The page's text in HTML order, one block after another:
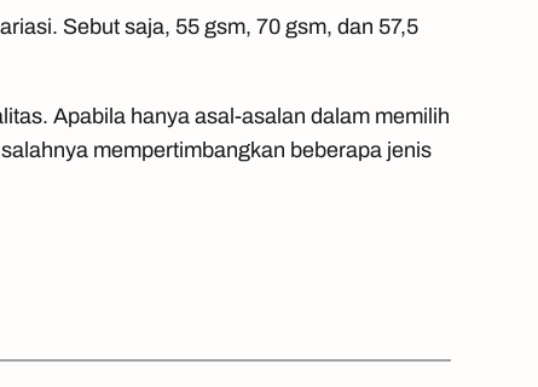
Sebut saja, 55 gsm, 70 gsm, dan 57,5
Apabila hanya asal-asalan dalam memilih
mempertimbangkan beberapa jenis